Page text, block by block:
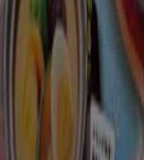
-3 日数
8/10 日まで有効 川崎市